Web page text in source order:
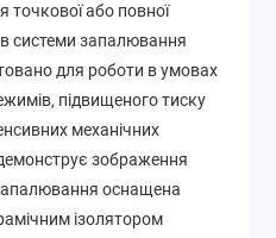
точкової або повної
системи запалювання
для роботи в умовах
підвищеного тиску
механічних
зображення
оснащена
ізолятором